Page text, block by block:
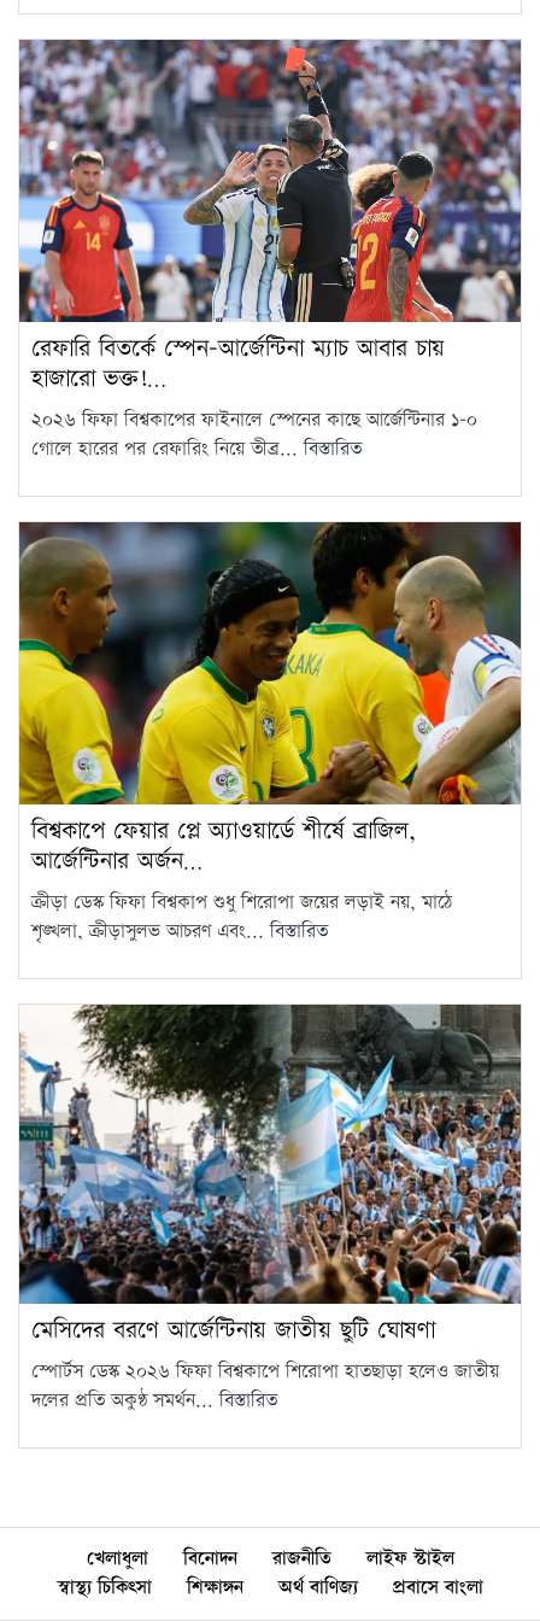
11
সরকারি দপ্তরে এআই ব্যবহারে যে
নির্দেশনা মন্ত্রিপরিষদ বিভাগের
12
আজ থেকে শুরু হচ্ছে কাঁচামরিচ
আমদানি
13
প্রাথমিকে ১৪ হাজার শিক্ষক
যোগদানের সময় জানাল মন্ত্রণালয়
দেশের প্রতিটি জরাজীর্ণ স্টেডিয়াম
প্রতিমন্ত্রী
15
স্থাপনের ফিজিবিলিটি স্টাডি চলছে:
রেলপথ প্রতিমন্ত্রী
রেফারি বিতর্কে স্পেন-আর্জেন্টিনা ম্যাচ আবার চায়
হাজারো ভক্ত!…
২০২৬ ফিফা বিশ্বকাপের ফাইনালে স্পেনের কাছে আর্জেন্টিনার ১-০
গোলে হারের পর রেফারিং নিয়ে তীব্র...বিস্তারিত
বিশ্বকাপে ফেয়ার প্লে অ্যাওয়ার্ডে শীর্ষে ব্রাজিল,
আর্জেন্টিনার অর্জন…
ক্রীড়া ডেস্ক ফিফা বিশ্বকাপ শুধু শিরোপা জয়ের লড়াই নয়, মাঠে
শৃঙ্খলা, ক্রীড়াসুলভ আচরণ এবং...বিস্তারিত
মেসিদের বরণে আর্জেন্টিনায় জাতীয় ছুটি ঘোষণা
স্পোর্টস ডেস্ক ২০২৬ ফিফা বিশ্বকাপে শিরোপা হাতছাড়া হলেও জাতীয়
দলের প্রতি অকুণ্ঠ সমর্থন...বিস্তারিত
খেলাধুলা বিনোদন রাজনীতি
লাইফ স্টাইল
স্বাস্থ্য চিকিৎসা
শিক্ষাঙ্গন অর্থ বাণিজ্য প্রবাসে বাংলা